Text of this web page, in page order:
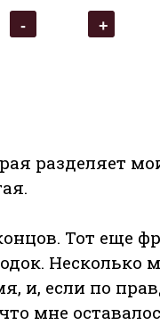
разделяет
Тот еще
Несколько
и, если по
мне